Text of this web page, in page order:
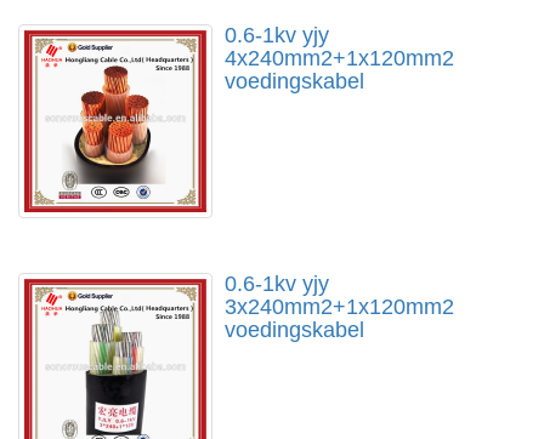
0.6-1kv yjy
4x240mm2+1x120mm2
voedingskabel
0.6-1kv yjy
3x240mm2+1x120mm2
voedingskabel